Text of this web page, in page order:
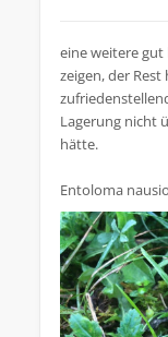
eine weitere
zeigen, der
Lagerung nicht
hätte.
Entoloma